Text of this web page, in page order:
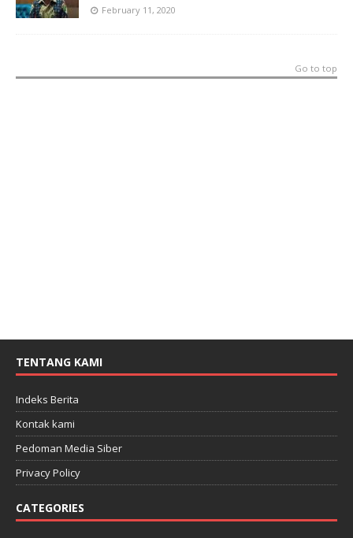
February 11, 2020
Go to top
TENTANG KAMI
Indeks Berita
Kontak kami
Pedoman Media Siber
Privacy Policy
CATEGORIES